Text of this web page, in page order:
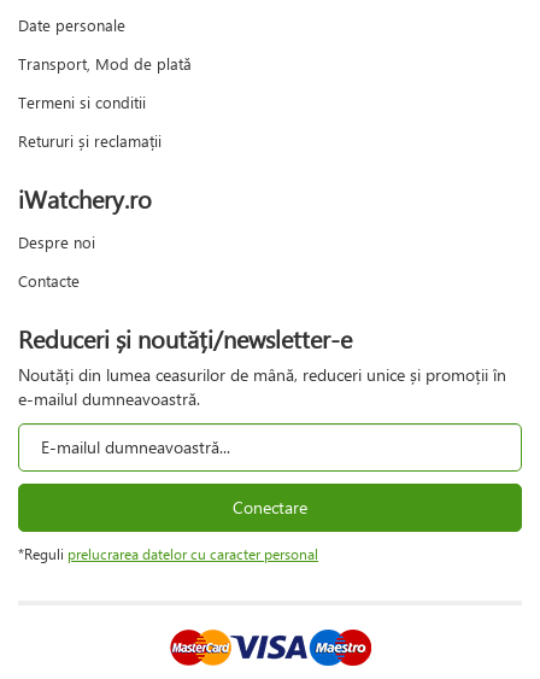
Date personale
Transport, Mod de plată
Termeni si conditii
Retururi și reclamații
iWatchery.ro
Despre noi
Contacte
Reduceri și noutăți/newsletter-e
Noutăți din lumea ceasurilor de mână, reduceri unice și promoții în
e-mailul dumneavoastră.
Conectare
*Reguli prelucrarea datelor cu caracter personal